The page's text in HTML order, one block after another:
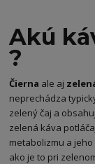
Akú
?
Čierna ale aj
neprechádza
zelený čaj a
zelená káva
metabolizmu a
ako je to pri